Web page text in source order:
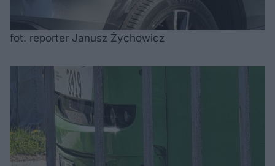
fot. reporter Janusz Żychowicz